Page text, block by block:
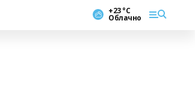
+23 °С
Облачно